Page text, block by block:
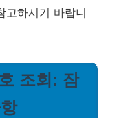
고하시기 바랍니
조회: 잠